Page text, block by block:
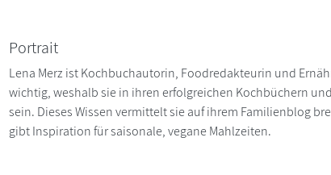
Portrait
Lena Merz ist Kochbuchautorin, Foodredakteurin und
wichtig, weshalb sie in ihren erfolgreichen Kochbüchern
sein. Dieses Wissen vermittelt sie auf ihrem Familienblog
gibt Inspiration für saisonale, vegane Mahlzeiten.